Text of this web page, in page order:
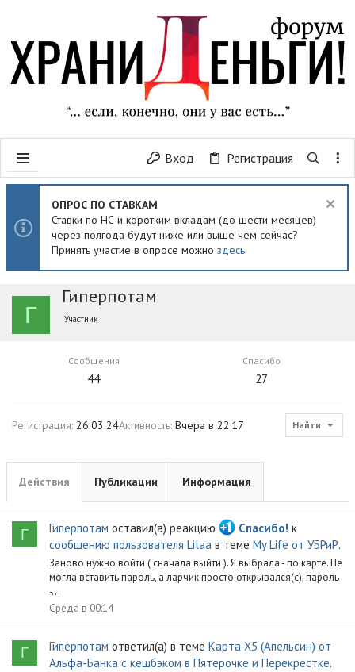
Вход Регистрация
ОПРОС ПО СТАВКАМ
Ставки по НС и коротким вкладам (до шести месяцев)
через полгода будут ниже или выше чем сейчас?
Принять участие в опросе можно здесь.
Г
Гиперпотам
Участник
Сообщения
44
Спасибо
27
Регистрация 26.03.24Активность Вчера в 22:17 Найти
Действия Публикации Информация
Г Гиперпотам оставил(а) реакцию Спасибо! к
сообщению пользователя Lilaa в теме My Life от УБРиР.
Заново нужно войти ( сначала выйти ). Я выбрала - по карте. Не
могла вставить пароль, а ларчик просто открывался(с), пароль
-...
Среда в 00:14
Г Гиперпотам ответил(а) в теме Карта X5 (Апельсин) от
Альфа-Банка с кешбэком в Пятерочке и Перекрестке.